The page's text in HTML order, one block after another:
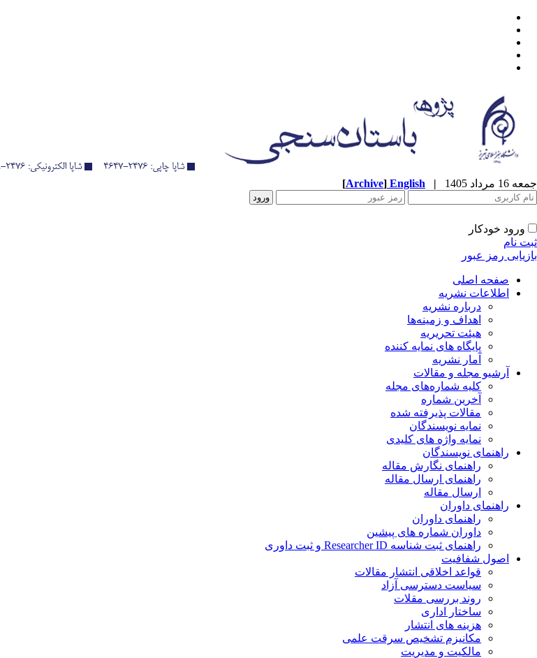
جمعه 16 مرداد 1405 |
English
[Archive]
ورود خودکار
ثبت نام
بازیابی رمز عبور
صفحه اصلی
اطلاعات نشریه
درباره نشریه
اهداف و زمینه‌ها
هیئت تحریریه
پایگاه های نمایه کننده
آمار نشریه
آرشیو مجله و مقالات
کلیه شماره‌های مجله
آخرین شماره
مقالات پذیرفته شده
نمایه نویسندگان
نمایه واژه های کلیدی
راهنمای نویسندگان
راهنمای نگارش مقاله
راهنمای ارسال مقاله
ارسال مقاله
راهنمای داوران
راهنمای داوران
داوران شماره های پیشین
راهنمای ثبت شناسه Researcher ID و ثبت داوری
اصول شفافیت
قواعد اخلاقی انتشار مقالات
سیاست دسترسی آزاد
روند بررسی مقلات
ساختار اداری
هزینه های انتشار
ﻣﮑﺎﻧﯿﺰم ﺗﺸﺨﯿﺺ ﺳﺮﻗﺖ ﻋﻠﻤﯽ
مالکیت و مدیریت